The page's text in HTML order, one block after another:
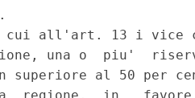
all'art. 13 i vice
una o  piu'
superiore al 50 per